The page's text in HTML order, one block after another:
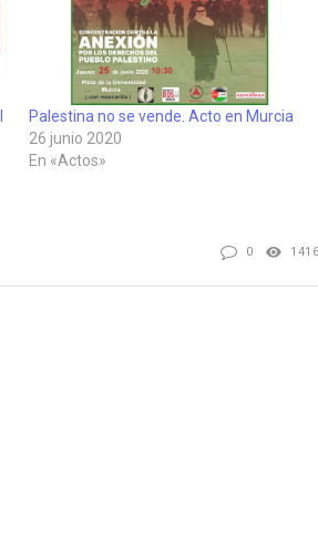
Palestina no se vende. Acto en Murcia
26 junio 2020
En «Actos»
0 1416